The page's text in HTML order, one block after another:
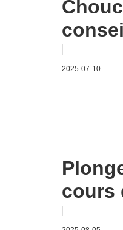
2025-07-10
cours